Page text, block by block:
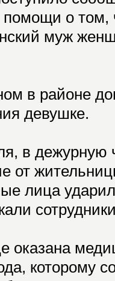
помощи о том,
муж
в районе
девушке.
в дежурную
от
лица
оказана
которому